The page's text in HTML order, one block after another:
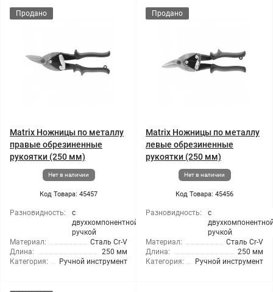
Продано
Matrix Ножницы по металлу
правые обрезиненные
рукоятки (250 мм)
Нет в наличии
Код Товара: 45457
Разновидность:
с
двухкомпонентной
ручкой
Материал:
Сталь Cr-V
Длина:
250 мм
Категория:
Ручной инструмент
Продано
Matrix Ножницы по металлу
левые обрезиненные
рукоятки (250 мм)
Нет в наличии
Код Товара: 45456
Разновидность:
с
ручкой
Материал:
Сталь Cr-V
Длина:
250 мм
Категория:
Ручной инструмент